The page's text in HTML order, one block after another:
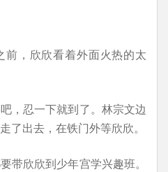
，欣欣看着外面火热的太
，忍一下就到了。林宗文边
了出去，在铁门外等欣欣。
带欣欣到少年宫学兴趣班。